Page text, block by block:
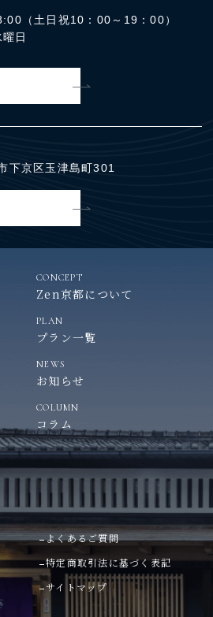
（土日祝10：00～19：00）
日
下京区玉津島町301
CONCEPT
Zen京都について
PLAN
プラン一覧
NEWS
お知らせ
COLUMN
コラム
よくあるご質問
特定商取引法に基づく表記
サイトマップ